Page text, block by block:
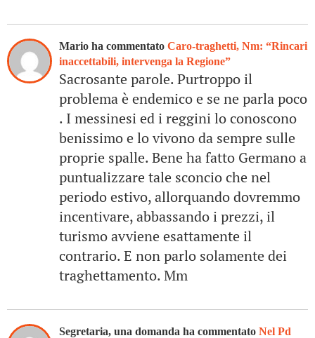
Mario ha commentato Caro-traghetti, Nm: “Rincari
inaccettabili, intervenga la Regione”
Sacrosante parole. Purtroppo il
problema è endemico e se ne parla poco
. I messinesi ed i reggini lo conoscono
benissimo e lo vivono da sempre sulle
proprie spalle. Bene ha fatto Germano a
puntualizzare tale sconcio che nel
periodo estivo, allorquando dovremmo
incentivare, abbassando i prezzi, il
turismo avviene esattamente il
contrario. E non parlo solamente dei
traghettamento. Mm
Segretaria, una domanda ha commentato Nel Pd